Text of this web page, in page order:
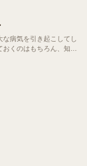
病気を引き起こしてし
くのはもちろん、知識